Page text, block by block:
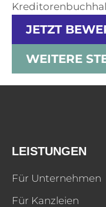
JETZT
WEITERE
LEISTUNGEN
Für Unternehmen
Für Kanzleien